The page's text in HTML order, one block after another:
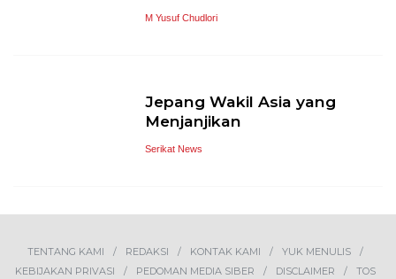
M Yusuf Chudlori
Jepang Wakil Asia yang
Menjanjikan
Serikat News
TENTANG KAMI REDAKSI KONTAK KAMI
YUK MENULIS
KEBIJAKAN PRIVASI
PEDOMAN MEDIA SIBER DISCLAIMER TOS